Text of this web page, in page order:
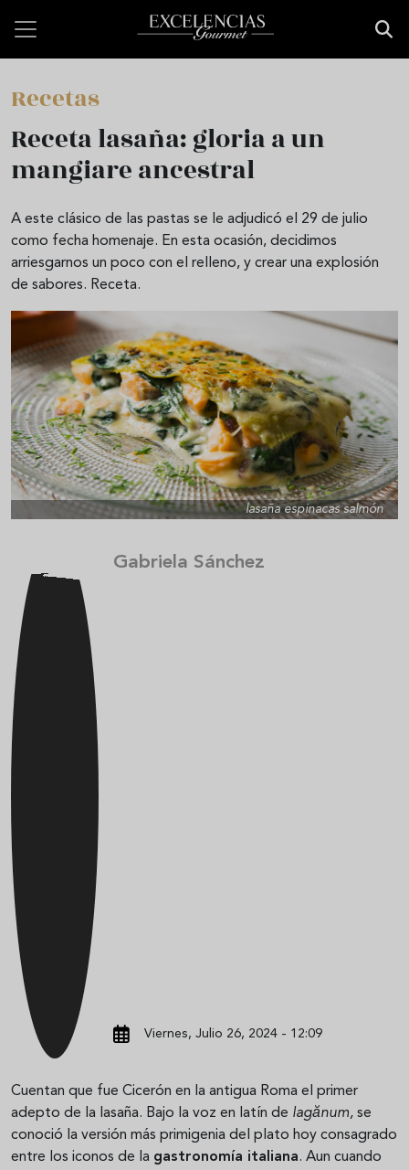
Recetas
Receta lasaña: gloria a un
mangiare ancestral
A este clásico de las pastas se le adjudicó el 29 de julio
como fecha homenaje. En esta ocasión, decidimos
arriesgarnos un poco con el relleno, y crear una explosión
de sabores. Receta.
lasaña espinacas salmón
Gabriela Sánchez
Viernes, Julio 26, 2024 - 12:09
Cuentan que fue Cicerón en la antigua Roma el primer
adepto de la lasaña. Bajo la voz en latín de lagănum, se
conoció la versión más primigenia del plato hoy consagrado
entre los iconos de la gastronomía italiana. Aun cuando